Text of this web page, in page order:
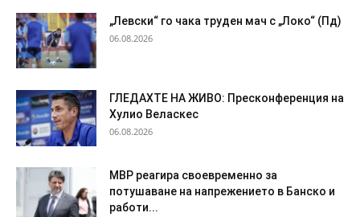
„Левски“ го чака труден мач с „Локо“ (Пд)
06.08.2026
ГЛЕДАХТЕ НА ЖИВО: Пресконференция на
Хулио Веласкес
06.08.2026
МВР реагира своевременно за
потушаване на напрежението в Банско и
работи...